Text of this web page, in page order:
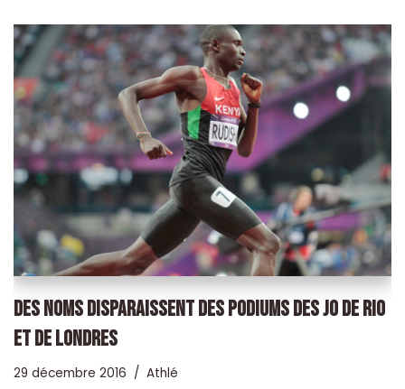
DES NOMS DISPARAISSENT DES PODIUMS DES JO DE RIO
ET DE LONDRES
29 décembre 2016 Athlé